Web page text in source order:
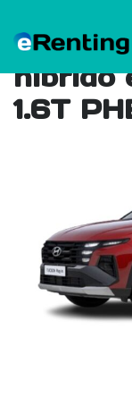
híbrido
1.6T